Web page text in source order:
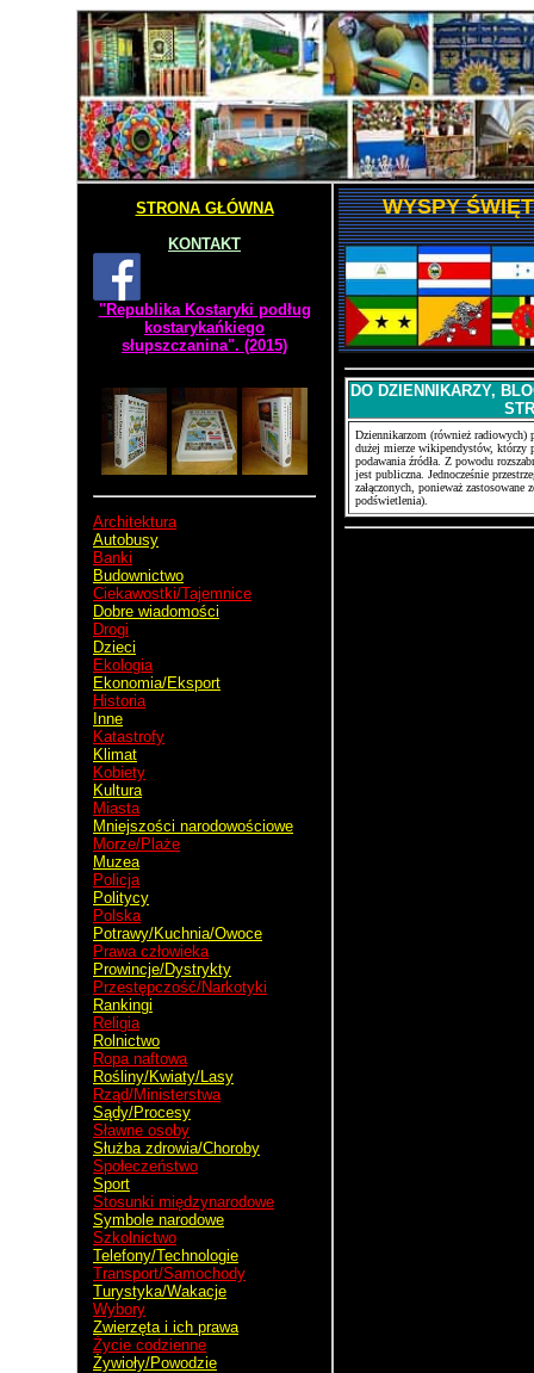
STRONA GŁÓWNA
KONTAKT
"Republika Kostaryki podług
kostarykańkiego
słupszczanina". (2015)
Architektura
Autobusy
Banki
Budownictwo
Ciekawostki/Tajemnice
Dobre wiadomości
Drogi
Dzieci
Ekologia
Ekonomia/Eksport
Historia
Inne
Katastrofy
Klimat
Kobiety
Kultura
Miasta
Mniejszości narodowościowe
Morze/Plaże
Muzea
Policja
Politycy
Polska
Potrawy/Kuchnia/Owoce
Prawa człowieka
Prowincje/Dystrykty
Przestępczość/Narkotyki
Rankingi
Religia
Rolnictwo
Ropa naftowa
Rośliny/Kwiaty/Lasy
Rząd/Ministerstwa
Sądy/Procesy
Sławne osoby
Służba zdrowia/Choroby
Społeczeństwo
Sport
Stosunki międzynarodowe
Symbole narodowe
Szkolnictwo
Telefony/Technologie
Transport/Samochody
Turystyka/Wakacje
Wybory
Zwierzęta i ich prawa
Życie codzienne
Żywioły/Powodzie
WYSPY
DO DZIENNIKARZY,
Dziennikarzom (również radiowych)
dużej mierze wikipendystów, którzy
podawania źródła. Z powodu
jest publiczna. Jednocześnie
załączonych, ponieważ
podświetlenia).